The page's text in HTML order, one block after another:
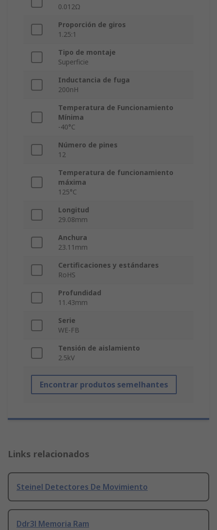
0.012Ω
Proporción de giros
1.25:1
Tipo de montaje
Superficie
Inductancia de fuga
200nH
Temperatura de Funcionamiento
Mínima
-40°C
Número de pines
12
Temperatura de funcionamiento
máxima
125°C
Longitud
29.08mm
Anchura
23.11mm
Certificaciones y estándares
RoHS
Profundidad
11.43mm
Serie
WE‑FB
Tensión de aislamiento
2.5kV
Encontrar produtos semelhantes
Links relacionados
Steinel Detectores De Movimiento
Ddr3l Memoria Ram